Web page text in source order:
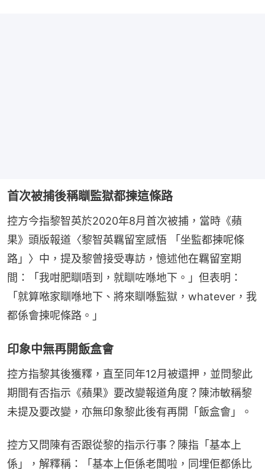
首次被捕後稱瞓監獄都揀這條路
控方今指黎智英於2020年8月首次被捕，當時《蘋
果》頭版報道〈黎智英羈留室感悟 「坐監都揀呢條
路」〉中，提及黎曾接受專訪，憶述他在羈留室期
間：「我咁肥瞓唔到，就瞓咗喺地下。」但表明：
「就算𠵱家瞓喺地下、將來瞓喺監獄，whatever，我
都係會揀呢條路。」
印象中無再開飯盒會
控方指黎其後獲釋，直至同年12月被還押，並問黎此
期間有否指示《蘋果》要改變報道角度？陳沛敏稱黎
未提及要改變，亦無印象黎此後有再開「飯盒會」。
控方又問陳有否跟從黎的指示行事？陳指「基本上
係」，解釋稱：「基本上佢係老闆啦，同埋佢都係比